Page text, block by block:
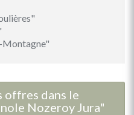
Montagne"
offres dans le
Nozeroy Jura"